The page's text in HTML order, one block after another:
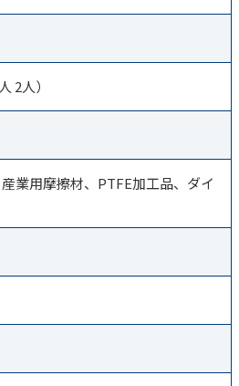
2人）
業用摩擦材、PTFE加工品、ダイ